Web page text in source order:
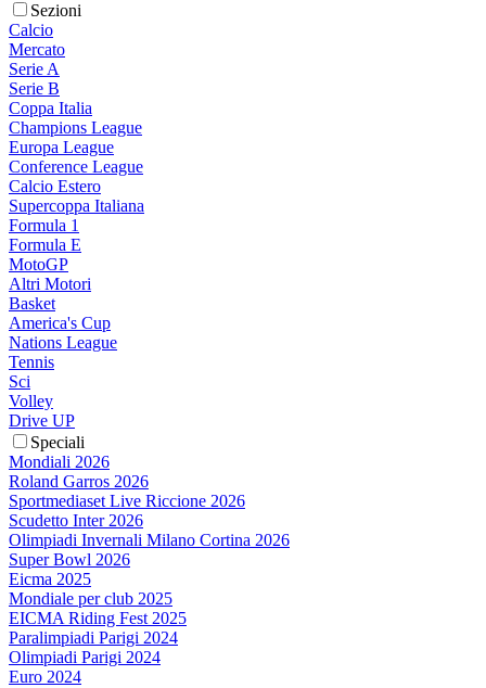
Sezioni
Calcio
Mercato
Serie A
Serie B
Coppa Italia
Champions League
Europa League
Conference League
Calcio Estero
Supercoppa Italiana
Formula 1
Formula E
MotoGP
Altri Motori
Basket
America's Cup
Nations League
Tennis
Sci
Volley
Drive UP
Speciali
Mondiali 2026
Roland Garros 2026
Sportmediaset Live Riccione 2026
Scudetto Inter 2026
Olimpiadi Invernali Milano Cortina 2026
Super Bowl 2026
Eicma 2025
Mondiale per club 2025
EICMA Riding Fest 2025
Paralimpiadi Parigi 2024
Olimpiadi Parigi 2024
Euro 2024